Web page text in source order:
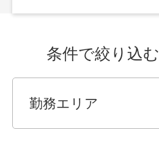
条件で絞り込む
勤務エリア